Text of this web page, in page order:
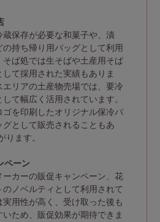
保存が必要な和菓子や、漬
持ち帰り用バッグとして利用
そば処では生そばや土産用そば
て採用された実績もありま
リアの土産物売場では、要冷
て幅広く活用されています。
を印刷したオリジナル保冷バ
グとして販売されることもあ
ります。
ペーン
カーの販促キャンペーン、花
ノベルティとして利用されて
用性が高く、受け取った後も
ため、販促効果が期待できま